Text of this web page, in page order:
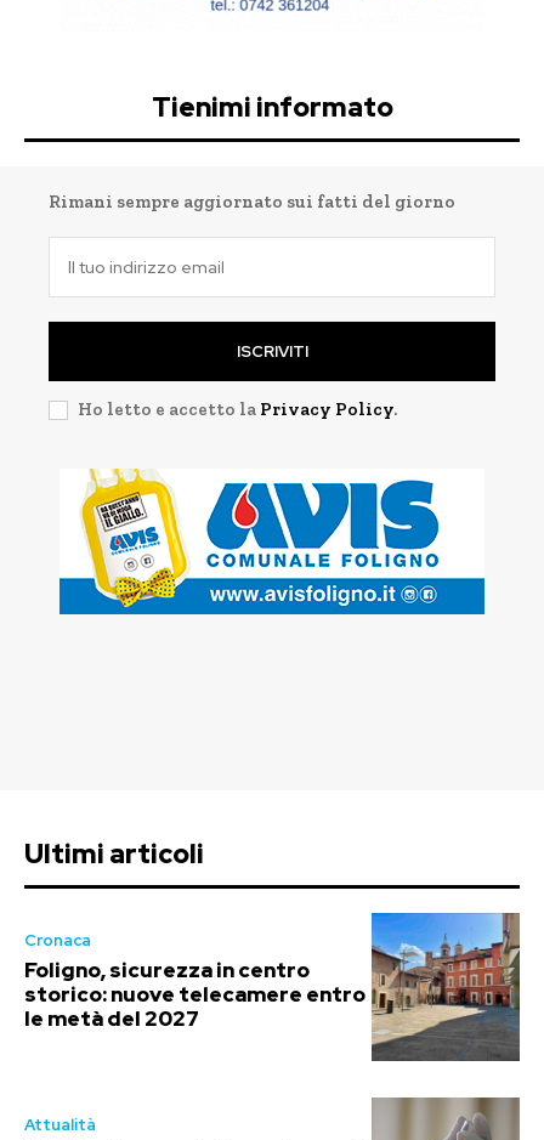
Tienimi informato
Rimani sempre aggiornato sui fatti del giorno
ISCRIVITI
Ho letto e accetto la Privacy Policy.
Ultimi articoli
Cronaca
Foligno, sicurezza in centro
storico: nuove telecamere entro
le metà del 2027
Attualità